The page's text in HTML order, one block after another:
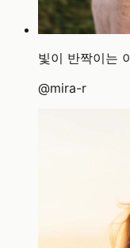
빛이 반짝이는
@mira-r